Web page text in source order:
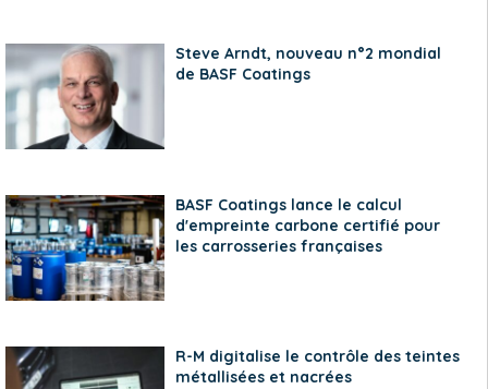
Steve Arndt, nouveau n°2 mondial
de BASF Coatings
BASF Coatings lance le calcul
d'empreinte carbone certifié pour
les carrosseries françaises
R-M digitalise le contrôle des teintes
métallisées et nacrées